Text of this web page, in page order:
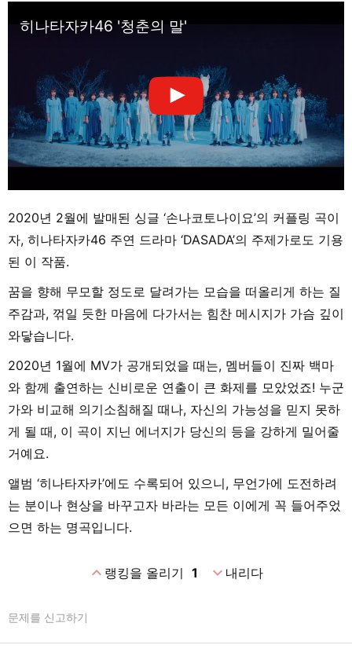
히나타자카46 '청춘의 말'
2020년 2월에 발매된 싱글 ‘손나코토나이요’의 커플링 곡이
자, 히나타자카46 주연 드라마 ‘DASADA’의 주제가로도 기용
된 이 작품.
꿈을 향해 무모할 정도로 달려가는 모습을 떠올리게 하는 질
주감과, 꺾일 듯한 마음에 다가서는 힘찬 메시지가 가슴 깊이
와닿습니다.
2020년 1월에 MV가 공개되었을 때는, 멤버들이 진짜 백마
와 함께 출연하는 신비로운 연출이 큰 화제를 모았었죠! 누군
가와 비교해 의기소침해질 때나, 자신의 가능성을 믿지 못하
게 될 때, 이 곡이 지닌 에너지가 당신의 등을 강하게 밀어줄
거예요.
앨범 ‘히나타자카’에도 수록되어 있으니, 무언가에 도전하려
는 분이나 현상을 바꾸고자 바라는 모든 이에게 꼭 들어주었
으면 하는 명곡입니다.
expand_less랭킹을 올리기 1 expand_more내리다
문제를 신고하기